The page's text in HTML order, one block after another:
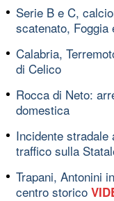
Serie B e C,
scatenato, Foggia
Calabria,
di Celico
Rocca di Neto:
domestica
Incidente stradale
traffico sulla
Trapani, Antonini
centro storico